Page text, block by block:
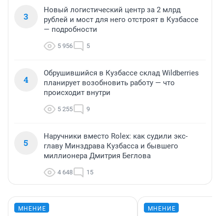
3
Новый логистический центр за 2 млрд
рублей и мост для него отстроят в Кузбассе
— подробности
5 956 5
4
Обрушившийся в Кузбассе склад Wildberries
планирует возобновить работу — что
происходит внутри
5 255 9
5
Наручники вместо Rolex: как судили экс-
главу Минздрава Кузбасса и бывшего
миллионера Дмитрия Беглова
4 648 15
МНЕНИЕ МНЕНИЕ